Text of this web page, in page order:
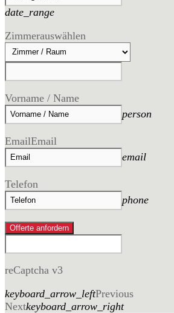
date_range
Zimmerauswählen
Vorname / Name
person
EmailEmail
email
Telefon
phone
Offerte anfordern
reCaptcha v3
keyboard_arrow_leftPrevious
Nextkeyboard_arrow_right